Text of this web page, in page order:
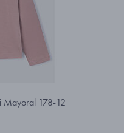
Mayoral 178-12